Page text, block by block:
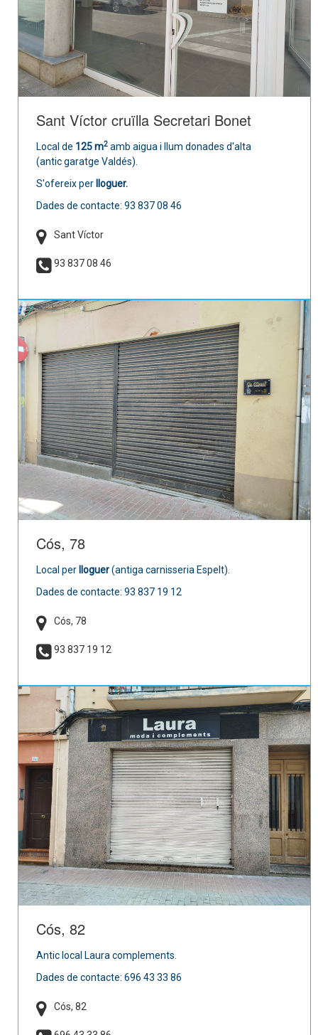
Sant Víctor cruïlla Secretari Bonet
Local de 125 m2 amb aigua i llum donades d'alta
(antic garatge Valdés).
S'ofereix per lloguer.
Dades de contacte: 93 837 08 46
Sant Víctor
93 837 08 46
Cós, 78
Local perlloguer(antiga carnisseria Espelt).
Dades de contacte: 93 837 19 12
Cós, 78
93 837 19 12
Cós, 82
Antic local Laura complements.
Dades de contacte: 696 43 33 86
Cós, 82